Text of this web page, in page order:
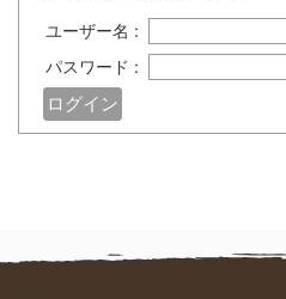
ユーザー名 :
パスワード :